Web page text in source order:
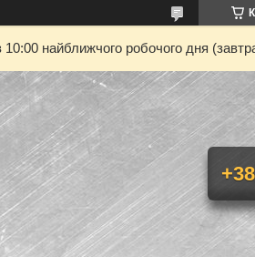
найближчого робочого дня